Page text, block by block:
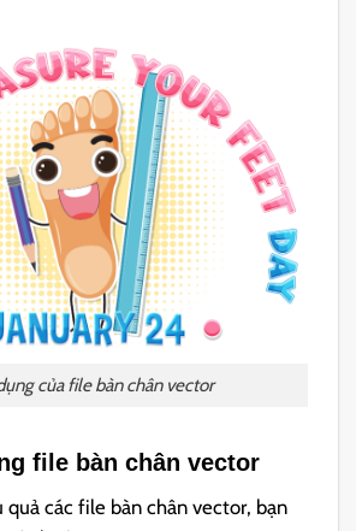
của file bàn chân vector
file bàn chân vector
các file bàn chân vector, bạn